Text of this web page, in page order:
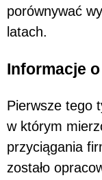
porównywać
latach.
Informacje
Pierwsze tego
w którym
przyciągania
zostało